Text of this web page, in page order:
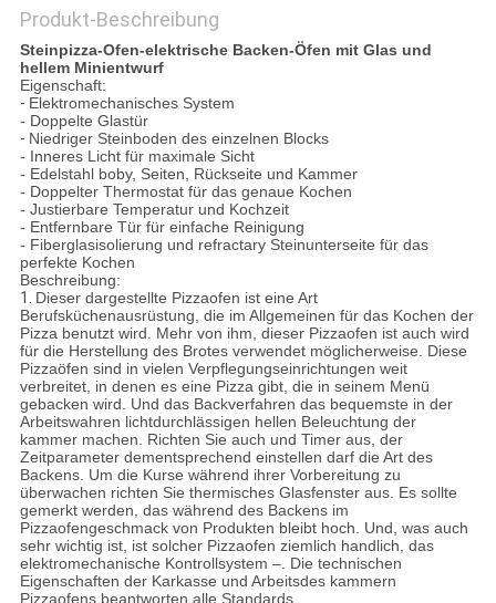
Produkt-Beschreibung
Steinpizza-Ofen-elektrische Backen-Öfen mit Glas und
hellem Minientwurf
Eigenschaft:
- Elektromechanisches System
- Doppelte Glastür
- Niedriger Steinboden des einzelnen Blocks
- Inneres Licht für maximale Sicht
- Edelstahl boby, Seiten, Rückseite und Kammer
- Doppelter Thermostat für das genaue Kochen
- Justierbare Temperatur und Kochzeit
- Entfernbare Tür für einfache Reinigung
- Fiberglasisolierung und refractary Steinunterseite für das
perfekte Kochen
Beschreibung:
1. Dieser dargestellte Pizzaofen ist eine Art
Berufsküchenausrüstung, die im Allgemeinen für das Kochen der
Pizza benutzt wird. Mehr von ihm, dieser Pizzaofen ist auch wird
für die Herstellung des Brotes verwendet möglicherweise. Diese
Pizzaöfen sind in vielen Verpflegungseinrichtungen weit
verbreitet, in denen es eine Pizza gibt, die in seinem Menü
gebacken wird. Und das Backverfahren das bequemste in der
Arbeitswahren lichtdurchlässigen hellen Beleuchtung der
kammer machen. Richten Sie auch und Timer aus, der
Zeitparameter dementsprechend einstellen darf die Art des
Backens. Um die Kurse während ihrer Vorbereitung zu
überwachen richten Sie thermisches Glasfenster aus. Es sollte
gemerkt werden, das während des Backens im
Pizzaofengeschmack von Produkten bleibt hoch. Und, was auch
sehr wichtig ist, ist solcher Pizzaofen ziemlich handlich, das
elektromechanische Kontrollsystem –. Die technischen
Eigenschaften der Karkasse und Arbeitsdes kammern
Pizzaofens beantworten alle Standards.